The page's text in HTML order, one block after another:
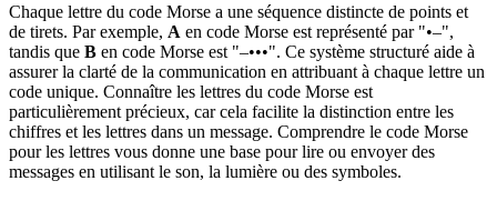
Chaque lettre du code Morse a une séquence distincte de points et
de tirets. Par exemple, A en code Morse est représenté par "•–",
tandis que B en code Morse est "–•••". Ce système structuré aide à
assurer la clarté de la communication en attribuant à chaque lettre un
code unique. Connaître les lettres du code Morse est
particulièrement précieux, car cela facilite la distinction entre les
chiffres et les lettres dans un message. Comprendre le code Morse
pour les lettres vous donne une base pour lire ou envoyer des
messages en utilisant le son, la lumière ou des symboles.